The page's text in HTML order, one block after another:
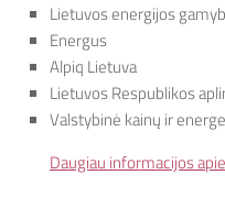
Lietuvos energijos
Energus
Alpiq Lietuva
Lietuvos Respublikos
Valstybinė kainų ir
Daugiau informacijos